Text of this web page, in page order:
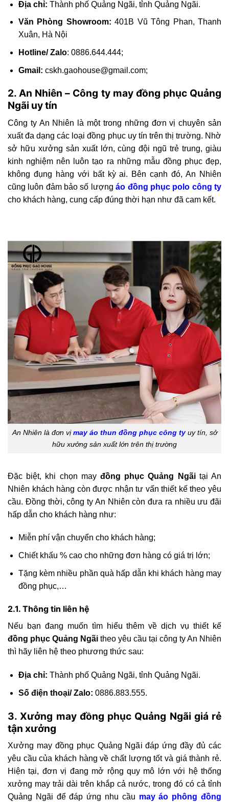
Địa chỉ: Thành phố Quảng Ngãi, tỉnh Quảng Ngãi.
Văn Phòng Showroom:401B Vũ Tông Phan, Thanh
Xuân, Hà Nội
Hotline/ Zalo: 0886.644.444;
Gmail: cskh.gaohouse@gmail.com;
2. An Nhiên – Công ty may đồng phục Quảng
Ngãi uy tín
Công ty An Nhiên là một trong những đơn vị chuyên sản
xuất đa dạng các loại đồng phục uy tín trên thị trường. Nhờ
sở hữu xưởng sản xuất lớn, cùng đội ngũ trẻ trung, giàu
kinh nghiệm nên luôn tạo ra những mẫu đồng phục đẹp,
không đụng hàng với bất kỳ ai. Bên cạnh đó, An Nhiên
cũng luôn đảm bảo số lượngáo đồng phục polo công ty
cho khách hàng, cung cấp đúng thời hạn như đã cam kết.
An Nhiên là đơn vịmay áo thun đồng phục công tyuy tín, sở
hữu xưởng sản xuất lớn trên thị trường
Đặc biệt, khi chọn may đồng phục Quảng Ngãi tại An
Nhiên khách hàng còn được nhận tư vấn thiết kế theo yêu
cầu. Đồng thời, công ty An Nhiên còn đưa ra nhiều ưu đãi
hấp dẫn cho khách hàng như:
Miễn phí vận chuyển cho khách hàng;
Chiết khấu % cao cho những đơn hàng có giá trị lớn;
Tặng kèm nhiều phần quà hấp dẫn khi khách hàng may
đồng phục,…
2.1. Thông tin liên hệ
Nếu bạn đang muốn tìm hiểu thêm về dịch vụ thiết kế
đồng phục Quảng Ngãi theo yêu cầu tại công ty An Nhiên
thì hãy liên hệ theo phương thức sau:
Địa chỉ: Thành phố Quảng Ngãi, tỉnh Quảng Ngãi.
Số điện thoại/ Zalo: 0886.883.555.
3. Xưởng may đồng phục Quảng Ngãi giá rẻ
tận xưởng
Xưởng may đồng phục Quảng Ngãi đáp ứng đầy đủ các
yêu cầu của khách hàng về chất lượng tốt và giá thành rẻ.
Hiện tại, đơn vị đang mở rộng quy mô lớn với hệ thống
xưởng may trải dài trên khắp cả nước, trong đó có cả tỉnh
Quảng Ngãi để đáp ứng nhu cầu may áo phông đồng